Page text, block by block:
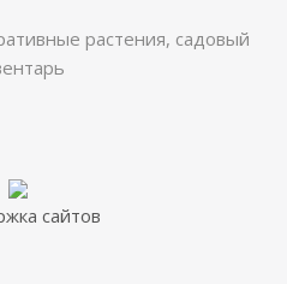
растения, садовый
сайтов